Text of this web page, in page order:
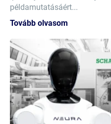
példamutatásáért...
Tovább olvasom